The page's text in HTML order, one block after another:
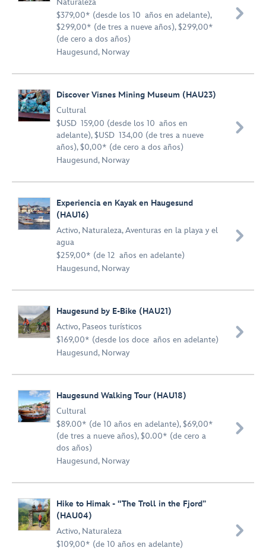
Naturaleza
$379,00* (desde los 10 años en adelante),
$299,00* (de tres a nueve años), $299,00*
(de cero a dos años)
Haugesund, Norway

Discover Visnes Mining Museum (HAU23)
Cultural
$USD 159,00 (desde los 10 años en
adelante), $USD 134,00 (de tres a nueve
años), $0,00* (de cero a dos años)
Haugesund, Norway

Experiencia en Kayak en Haugesund
(HAU16)
Activo, Naturaleza,Aventuras en la playa y el
agua
$259,00* (de 12 años en adelante)
Haugesund, Norway

Haugesund by E-Bike (HAU21)
Activo, Paseos turísticos
$169,00* (desde los doce años en adelante)
Haugesund, Norway

Haugesund Walking Tour (HAU18)
Cultural
$89.00* (de 10 años en adelante), $69,00*
(de tres a nueve años), $0.00* (de cero a
dos años)
Haugesund, Norway

Hike to Himak - "The Troll in the Fjord”
(HAU04)
Activo, Naturaleza
$109,00* (de 10 años en adelante)
